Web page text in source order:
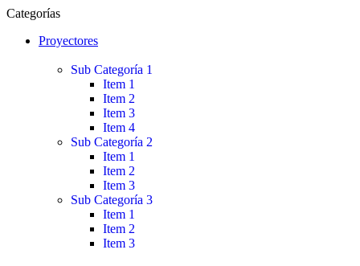
Categorías
Proyectores
Sub Categoría 1
Item 1
Item 2
Item 3
Item 4
Sub Categoría 2
Item 1
Item 2
Item 3
Sub Categoría 3
Item 1
Item 2
Item 3